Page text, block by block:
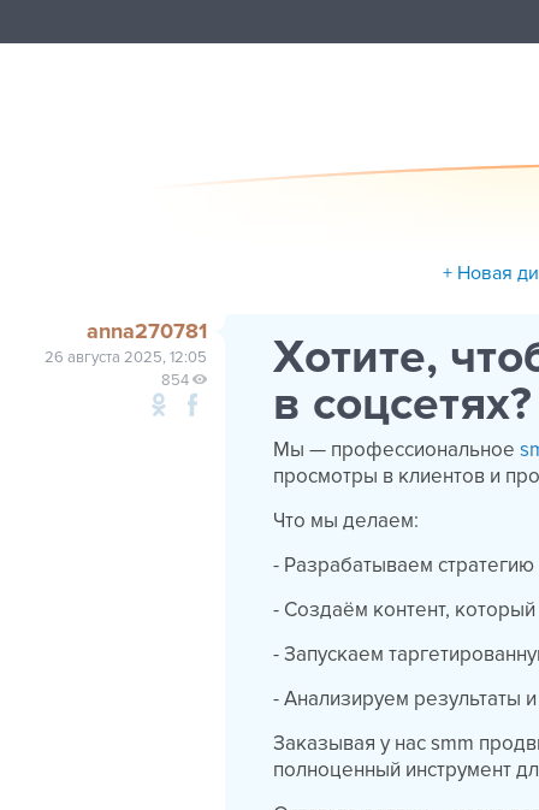
+ Новая
anna270781
26 августа 2025, 12:05
854
Хотите,
в соцсетях?
Мы — профессиональное
просмотры в клиентов и
Что мы делаем:
- Разрабатываем
- Создаём контент,
- Запускаем
- Анализируем результаты
Заказывая у нас smm
полноценный инструмент